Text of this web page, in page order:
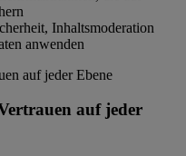
Inhaltsmoderation
anwenden
auf jeder